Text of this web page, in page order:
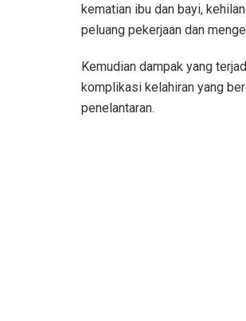
kematian ibu dan bayi,
peluang pekerjaan dan
Kemudian dampak yang
komplikasi kelahiran yang
penelantaran.